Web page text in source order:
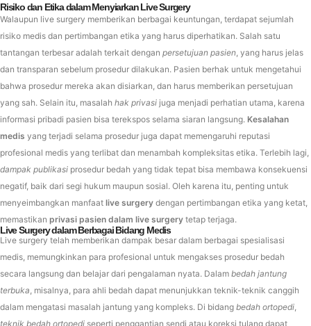
Risiko dan Etika dalam Menyiarkan Live Surgery
Walaupun live surgery memberikan berbagai keuntungan, terdapat sejumlah
risiko medis dan pertimbangan etika yang harus diperhatikan. Salah satu
tantangan terbesar adalah terkait dengan persetujuan pasien , yang harus jelas
dan transparan sebelum prosedur dilakukan. Pasien berhak untuk mengetahui
bahwa prosedur mereka akan disiarkan, dan harus memberikan persetujuan
yang sah. Selain itu, masalah hak privasi juga menjadi perhatian utama, karena
informasi pribadi pasien bisa terekspos selama siaran langsung. Kesalahan
medis yang terjadi selama prosedur juga dapat memengaruhi reputasi
profesional medis yang terlibat dan menambah kompleksitas etika. Terlebih lagi,
dampak publikasi prosedur bedah yang tidak tepat bisa membawa konsekuensi
negatif, baik dari segi hukum maupun sosial. Oleh karena itu, penting untuk
menyeimbangkan manfaat live surgery dengan pertimbangan etika yang ketat,
memastikan privasi pasien dalam live surgery tetap terjaga.
Live Surgery dalam Berbagai Bidang Medis
Live surgery telah memberikan dampak besar dalam berbagai spesialisasi
medis, memungkinkan para profesional untuk mengakses prosedur bedah
secara langsung dan belajar dari pengalaman nyata. Dalam bedah jantung
terbuka , misalnya, para ahli bedah dapat menunjukkan teknik-teknik canggih
dalam mengatasi masalah jantung yang kompleks. Di bidang bedah ortopedi
teknik bedah ortopedi seperti penggantian sendi atau koreksi tulang dapat